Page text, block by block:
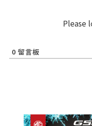
Please
0 留言板